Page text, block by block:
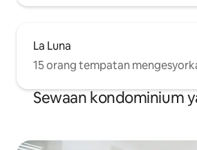
La Luna
15 orang tempatan
Sewaan kondominium